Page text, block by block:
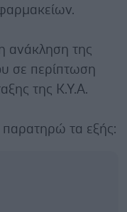
ανάκληση της
σε περίπτωση
της Κ.Υ.Α.
παρατηρώ τα εξής: